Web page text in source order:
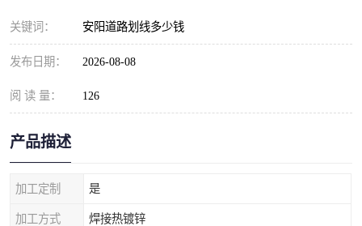
关键词： 安阳道路划线多少钱
发布日期： 2026-08-08
阅 读 量： 126
产品描述
加工定制 是
加工方式 焊接热镀锌